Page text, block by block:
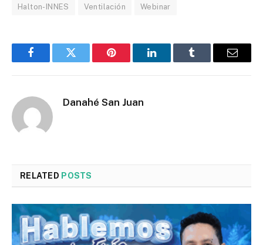
Halton-INNES Ventilación Webinar
FacebookTwitter Pinterest LinkedInTumblr Email
Danahé San Juan
RELATED POSTS